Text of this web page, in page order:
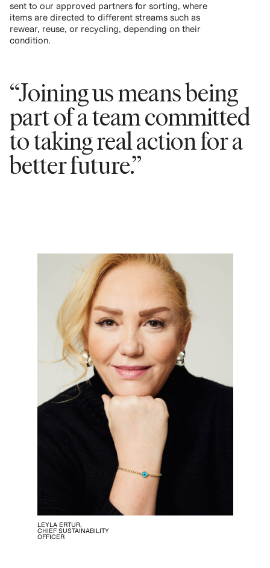
sent to our approved partners for sorting, where
items are directed to different streams such as
rewear, reuse, or recycling, depending on their
condition.
“Joining us means being
part of a team committed
to taking real action for a
better future.”
LEYLA ERTUR,
CHIEF SUSTAINABILITY
OFFICER